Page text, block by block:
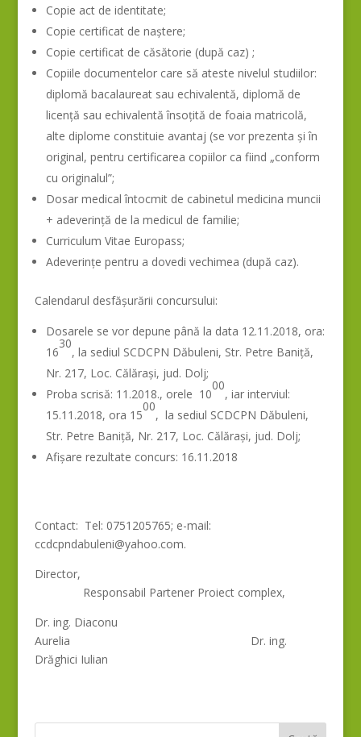
Copie act de identitate;
Copie certificat de naștere;
Copie certificat de căsătorie (după caz) ;
Copiile documentelor care să ateste nivelul studiilor:
diplomă bacalaureat sau echivalentă, diplomă de
licență sau echivalentă însoțită de foaia matricolă,
alte diplome constituie avantaj (se vor prezenta și în
original, pentru certificarea copiilor ca fiind „conform
cu originalul”;
Dosar medical întocmit de cabinetul medicina muncii
+ adeverință de la medicul de familie;
Curriculum Vitae Europass;
Adeverințe pentru a dovedi vechimea (după caz).
Calendarul desfășurării concursului:
Dosarele se vor depune până la data 12.11.2018, ora:
16
30
, la sediul SCDCPN Dăbuleni, Str. Petre Baniță,
Nr. 217, Loc. Călărași, jud. Dolj;
Proba scrisă: 11.2018., orele 10
00
, iar interviul:
15.11.2018, ora 15
00
, la sediul SCDCPN Dăbuleni,
Str. Petre Baniță, Nr. 217, Loc. Călărași, jud. Dolj;
Afișare rezultate concurs: 16.11.2018
Contact: Tel: 0751205765; e-mail:
ccdcpndabuleni@yahoo.com.
Director,
Responsabil Partener Proiect complex,
Dr. ing. Diaconu
Aurelia Dr. ing.
Drăghici Iulian